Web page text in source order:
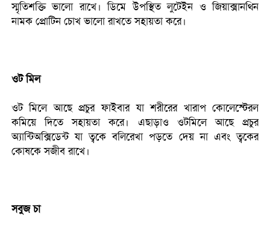
স্মৃতিশক্তি ভালো রাখে। ডিমে উপস্থিত লুটেইন ও জিয়াক্সানথিন
নামক প্রোটিন চোখ ভালো রাখতে সহায়তা করে।
ওট মিল
ওট মিলে আছে প্রচুর ফাইবার যা শরীরের খারাপ কোলেস্টেরল
কমিয়ে দিতে সহায়তা করে। এছাড়াও ওটমিলে আছে প্রচুর
অ্যান্টিঅক্সিডেন্ট যা ত্বকে বলিরেখা পড়তে দেয় না এবং ত্বকের
কোষকে সজীব রাখে।
সবুজ চা